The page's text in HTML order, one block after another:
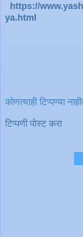
https://
ya.html
कोणत्याही टिप्पण्‍या
टिप्पणी पोस्ट करा